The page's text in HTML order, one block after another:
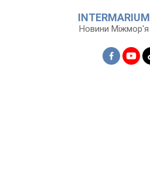
INTERMARIUM
Новини Міжмор'я